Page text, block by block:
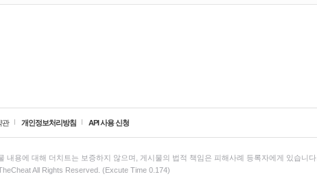
관 개인정보처리방침 API 사용 신청
내용에 대해 더치트는 보증하지 않으며, 게시물의 법적 책임은 피해사례 등록자에게 있습니다.
All Rights Reserved. (Excute Time 0.174)